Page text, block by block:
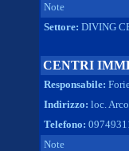
Note
Settore: DIVING
CENTRI
Responsabile:
Indirizzo: loc.
Telefono:
Note